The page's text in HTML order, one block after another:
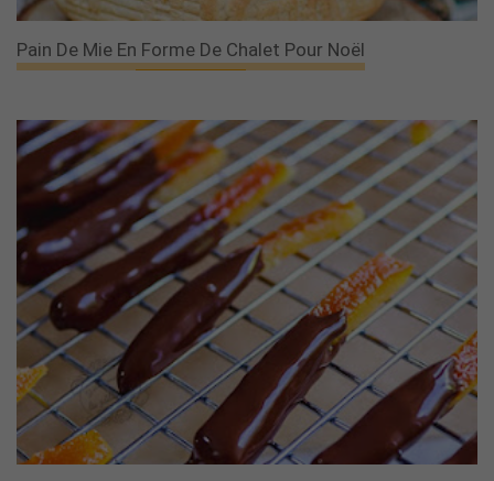
Pain De Mie En Forme De Chalet Pour Noël